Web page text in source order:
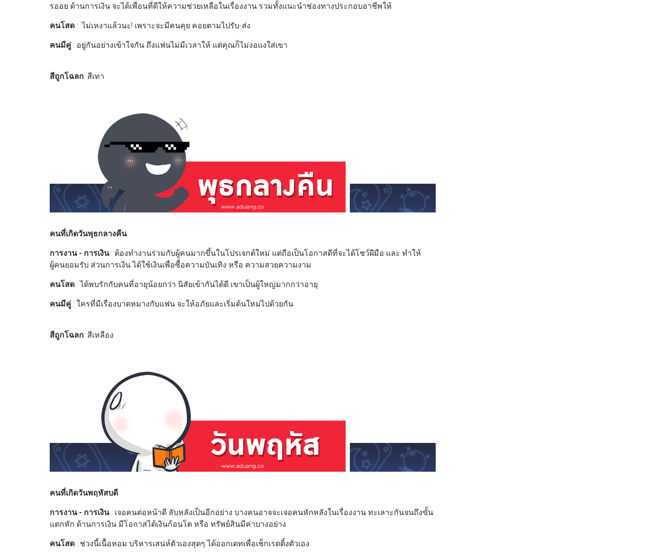
รออย ด้านการเงิน จะได้เพื่อนที่ดีให้ความช่วยเหลือในเรื่องงาน รวมทั้งแนะนำช่องทางประกอบอาชีพให้
คนโสด : ไม่เหงาแล้วนะ! เพราะจะมีคนคุย คอยตามไปรับ-ส่ง
คนมีคู่ : อยู่กันอย่างเข้าใจกัน ถึงแฟนไม่มีเวลาให้ แต่คุณก็ไม่งอแงใส่เขา
สีถูกโฉลก: สีเทา
คนที่เกิดวันพุธกลางคืน
การงาน - การเงิน : ต้องทำงานร่วมกับผู้คนมากขึ้นในโปรเจกต์ใหม่ แต่ถือเป็นโอกาสดีที่จะได้โชว์ฝีมือ และ ทำให้
ผู้คนยอมรับ ส่วนการเงิน ได้ใช้เงินเพื่อซื้อความบันเทิง หรือ ความสวยความงาม
คนโสด : ได้พบรักกับคนที่อายุน้อยกว่า นิสัยเข้ากันได้ดี เขาเป็นผู้ใหญ่มากกว่าอายุ
คนมีคู่ : ใครที่มีเรื่องบาดหมางกับแฟน จะให้อภัยและเริ่มต้นใหม่ไปด้วยกัน
สีถูกโฉลก: สีเหลือง
คนที่เกิดวันพฤหัสบดี
การงาน - การเงิน : เจอคนต่อหน้าดี ลับหลังเป็นอีกอย่าง บางคนอาจจะเจอคนหักหลังในเรื่องงาน ทะเลาะกันจนถึงขั้น
แตกหัก ด้านการเงิน มีโอกาสได้เงินก้อนโต หรือ ทรัพย์สินมีค่าบางอย่าง
คนโสด : ช่วงนี้เนื้อหอม บริหารเสน่ห์ตัวเองสุดๆ ได้ออกเดทเพื่อเช็กเรตติ้งตัวเอง